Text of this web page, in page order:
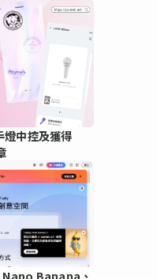
中控及獲得